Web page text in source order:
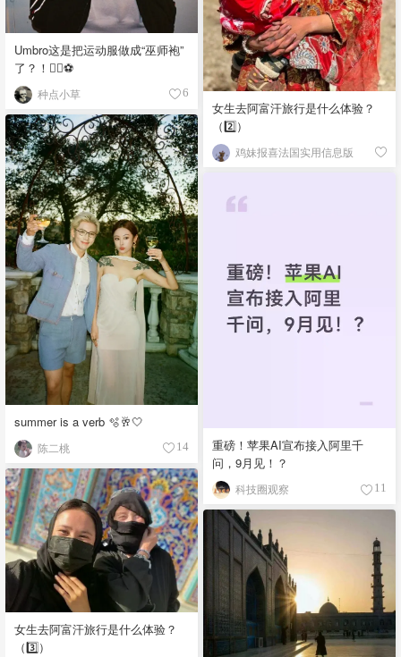
Umbro这是把运动服做成“巫师袍”
了？！🧙‍♂️⚽️
种点小草 6
女生去阿富汗旅行是什么体验？
（2️⃣）
鸡妹报喜法国实用信息版
summer is a verb 🫧🥂🤍
陈二桃 14
重磅！苹果AI宣布接入阿里千
问，9月见！？
科技圈观察 11
女生去阿富汗旅行是什么体验？
（3️⃣）